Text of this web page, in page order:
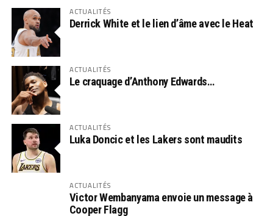
ACTUALITÉS
Derrick White et le lien d’âme avec le Heat
ACTUALITÉS
Le craquage d’Anthony Edwards…
ACTUALITÉS
Luka Doncic et les Lakers sont maudits
ACTUALITÉS
Victor Wembanyama envoie un message à
Cooper Flagg